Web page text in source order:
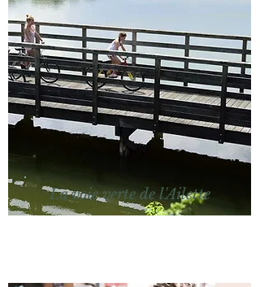
La voie verte de l'Ailette